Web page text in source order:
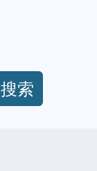
搜索